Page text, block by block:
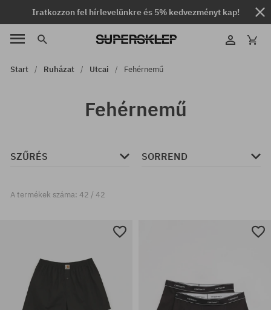
Iratkozzon fel hírlevelünkre és 5% kedvezményt kap!
Start Ruházat Utcai Fehérnemű
Fehérnemű
SZŰRÉS SORREND
A termékek száma: 42 / 42